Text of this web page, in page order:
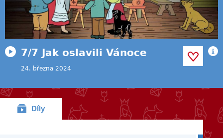
7/7 Jak oslavili Vánoce
24. března 2024
Díly